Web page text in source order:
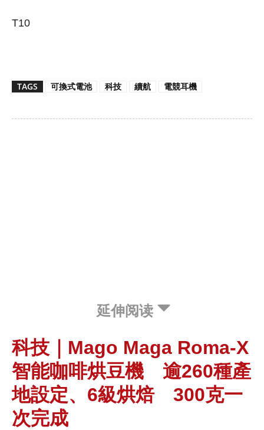
T10
TAGS 可換式電池 科技 續航 電競耳機
延伸阅读
科技｜Mago Maga Roma-X
智能咖啡烘豆機 逾260種產
地設定、6級烘焙 300克一
次完成